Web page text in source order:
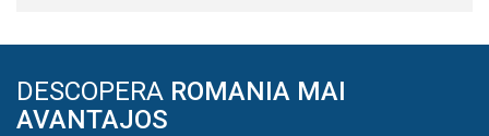
DESCOPERA ROMANIA MAI
AVANTAJOS